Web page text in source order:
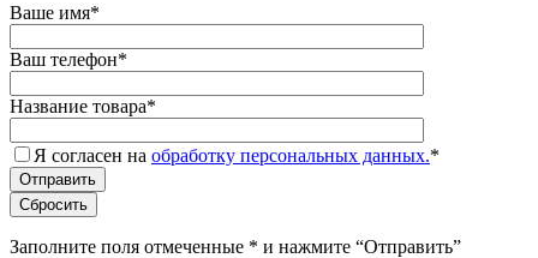
Ваше имя*
Ваш телефон*
Название товара*
Я согласен на обработку персональных данных.*
Заполните поля отмеченные * и нажмите “Отправить”